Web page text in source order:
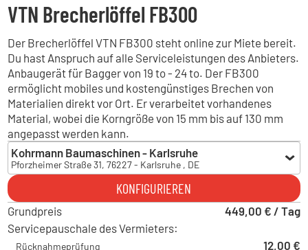
VTN Brecherlöffel FB300
Der Brecherlöffel VTN FB300 steht online zur Miete bereit.
Du hast Anspruch auf alle Serviceleistungen des Anbieters.
Anbaugerät für Bagger von 19 to - 24 to. Der FB300
ermöglicht mobiles und kostengünstiges Brechen von
Materialien direkt vor Ort. Er verarbeitet vorhandenes
Material, wobei die Korngröße von 15 mm bis auf 130 mm
angepasst werden kann.
Kohrmann Baumaschinen - Karlsruhe
Pforzheimer Straße 31, 76227 - Karlsruhe , DE
Kohrmann Baumaschinen - Karlsruhe
Pforzheimer Straße 31, 76227 - Karlsruhe , DE
Kohrmann Baumaschinen - Albbruck
Gewerbestraße 32, 79774 - Albbruck , DE
Hoch Baumaschinen - Freiburg
KONFIGURIEREN
Grundpreis
449,00 € / Tag
Servicepauschale des Vermieters:
Rücknahmeprüfung 12,00 €